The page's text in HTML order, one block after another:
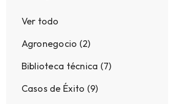
Ver todo
Agronegocio (2)
Biblioteca técnica (7)
Casos de Éxito (9)